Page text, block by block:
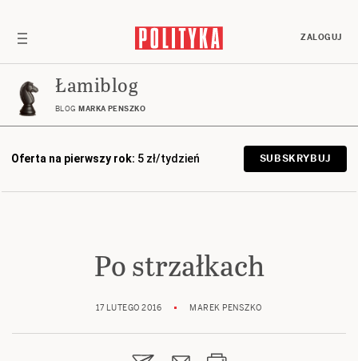
ZALOGUJ
Łamiblog
BLOG MARKA PENSZKO
Oferta na pierwszy rok: 5 zł/tydzień SUBSKRYBUJ
Po strzałkach
17 LUTEGO 2016 MAREK PENSZKO